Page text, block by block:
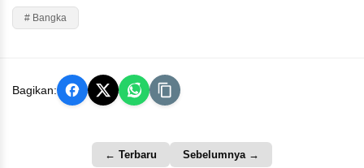
# Bangka
Bagikan:
← Terbaru Sebelumnya →